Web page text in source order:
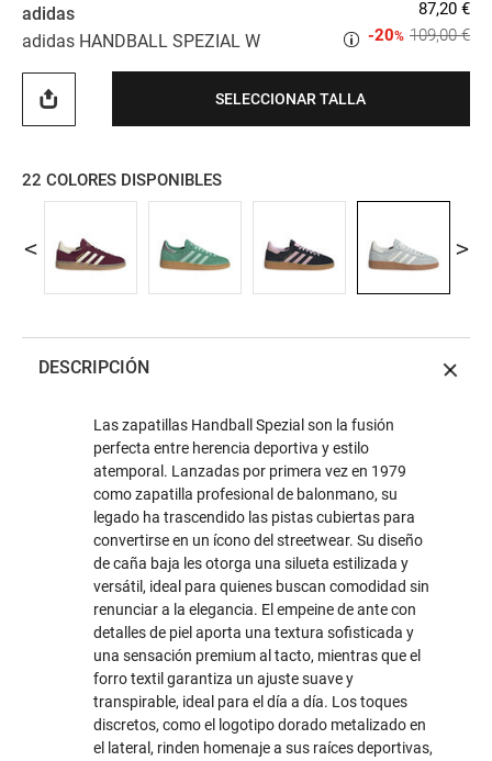
adidas
adidas HANDBALL SPEZIAL W
87,20 €
109,00 €
-20%
SELECCIONAR TALLA
22 COLORES DISPONIBLES
DESCRIPCIÓN
Las zapatillas Handball Spezial son la fusión
perfecta entre herencia deportiva y estilo
atemporal. Lanzadas por primera vez en 1979
como zapatilla profesional de balonmano, su
legado ha trascendido las pistas cubiertas para
convertirse en un ícono del streetwear. Su diseño
de caña baja les otorga una silueta estilizada y
versátil, ideal para quienes buscan comodidad sin
renunciar a la elegancia. El empeine de ante con
detalles de piel aporta una textura sofisticada y
una sensación premium al tacto, mientras que el
forro textil garantiza un ajuste suave y
transpirable, ideal para el día a día. Los toques
discretos, como el logotipo dorado metalizado en
el lateral, rinden homenaje a sus raíces deportivas,